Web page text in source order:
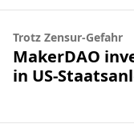
Trotz Zensur-Gefahr
MakerDAO
in US-